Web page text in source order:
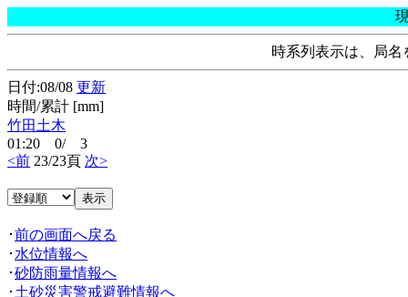
時系列表示は、局
日付:08/08 更新
時間/累計 [mm]
竹田土木
01:20 0/ 3
<前 23/23頁 次>
･前の画面へ戻る
･ 水位情報へ
･砂防雨量情報へ
･ 土砂災害警戒避難情報へ